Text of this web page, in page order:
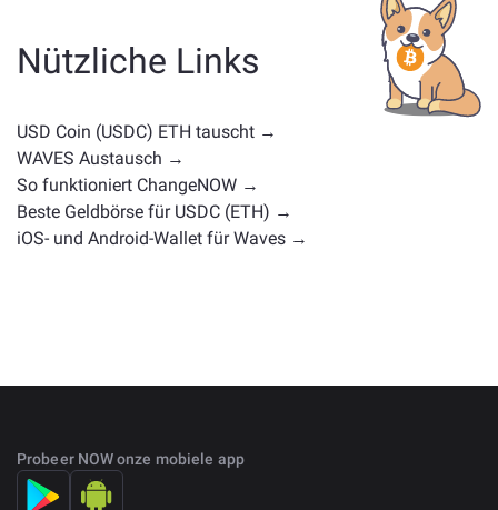
Utility-Token, eine Governance-Münze oder einen
anderen Typ handelt. Häufige Alternativen sind andere
Kryptowährungen mit ähnlichen Anwendungsfällen
oder Marktpositionen. Überprüfen Sie alle verfügbaren
Vermögenswerte zum Tausch auf der
Hauptaustauschseite
Nützliche Links
USD Coin (USDC) ETH tauscht →
WAVES Austausch →
So funktioniert ChangeNOW →
Beste Geldbörse für USDC (ETH) →
iOS- und Android-Wallet für Waves →
Probeer NOW onze mobiele app